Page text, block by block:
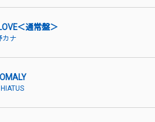
＜通常盤＞
カナ